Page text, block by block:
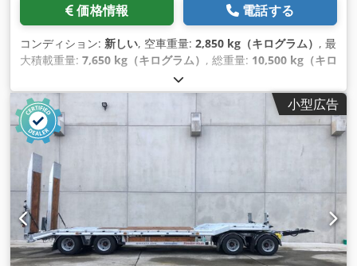
価格情報 電話する
コンディション: 新しい, 空車重量: 2,850 kg（キログラム） , 最
大積載重量: 7,650 kg（キログラム） , 総重量: 10,500 kg（キロ
, 荷室長:
mm, 荷室高:2,580 mm, 積載スペース容量:38 m³, サスペン
ション:空気 , タイヤサイズ: 245/70 R 17,5 その他, 変速方
式:その他, フロントタイヤサイズ: 245/70 R 17,5, 後輪タイヤ
サイズ:245/70 R 17,5 その他
, 装備:
ABS（アンチロック・ブレーキ・システム）, 圧縮空気ブレー
,
小型広告